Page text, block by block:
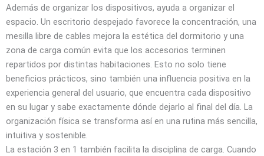
Además de organizar los dispositivos, ayuda a organizar el
espacio. Un escritorio despejado favorece la concentración, una
mesilla libre de cables mejora la estética del dormitorio y una
zona de carga común evita que los accesorios terminen
repartidos por distintas habitaciones. Esto no solo tiene
beneficios prácticos, sino también una influencia positiva en la
experiencia general del usuario, que encuentra cada dispositivo
en su lugar y sabe exactamente dónde dejarlo al final del día. La
organización física se transforma así en una rutina más sencilla,
intuitiva y sostenible.
La estación 3 en 1 también facilita la disciplina de carga. Cuando